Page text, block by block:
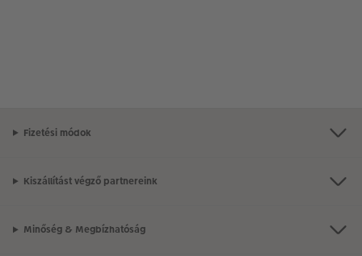
Fizetési módok
Kiszállítást végző partnereink
Minőség & Megbízhatóság